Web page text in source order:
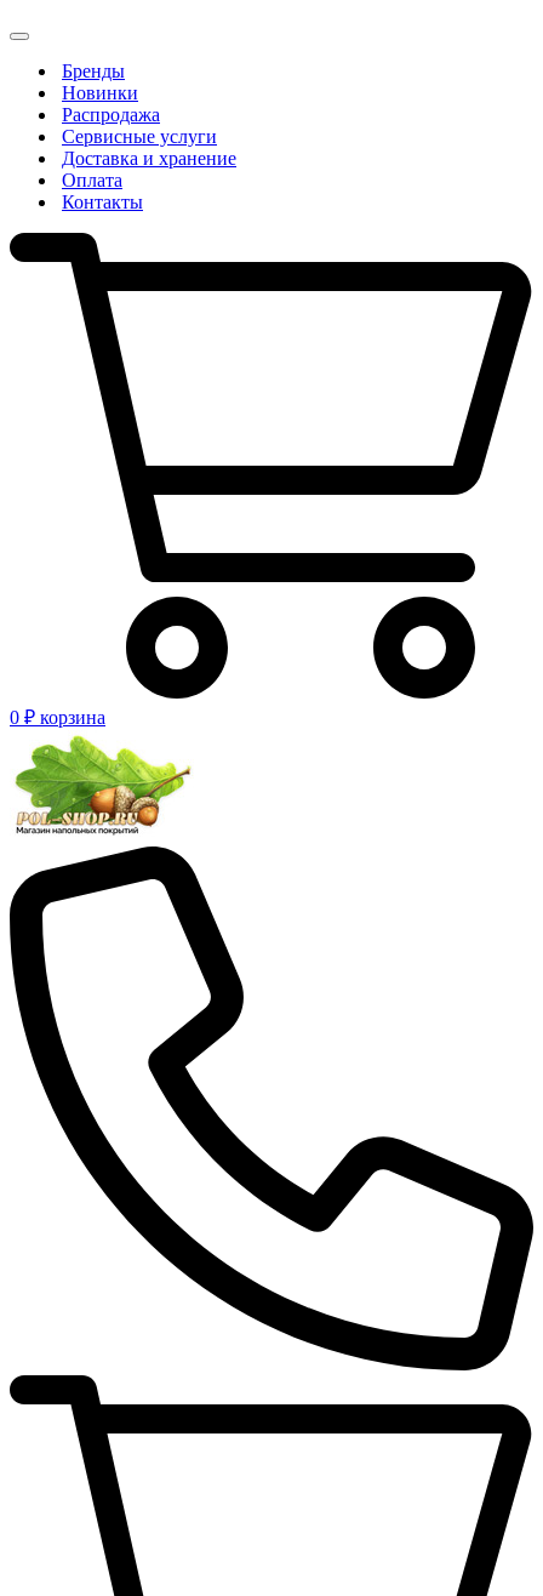
Бренды
Новинки
Распродажа
Сервисные услуги
Доставка и хранение
Оплата
Контакты
0 ₽ корзина